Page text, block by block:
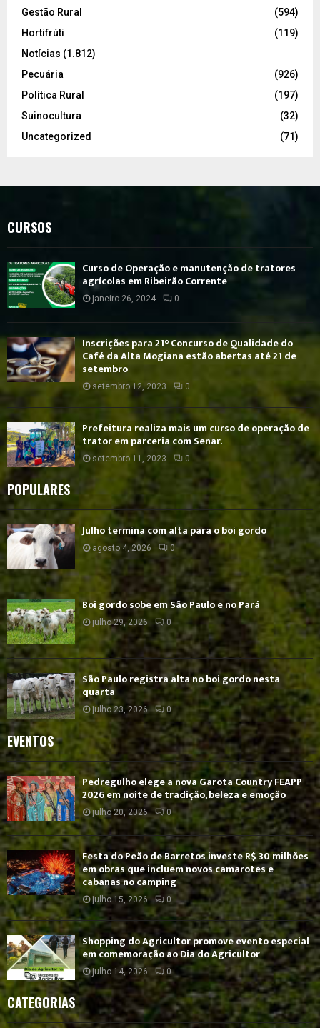
Gestão Rural
(594)
Hortifrúti
(119)
Notícias (1.812)
Pecuária
(926)
Política Rural
(197)
Suinocultura
(32)
Uncategorized
(71)
CURSOS
Curso de Operação e manutenção de tratores
agrícolas em Ribeirão Corrente
janeiro 26, 2024 0
Inscrições para 21° Concurso de Qualidade do
Café da Alta Mogiana estão abertas até 21 de
setembro
setembro 12, 2023 0
Prefeitura realiza mais um curso de operação de
trator em parceria com Senar.
setembro 11, 2023 0
POPULARES
Julho termina com alta para o boi gordo
agosto 4, 2026 0
Boi gordo sobe em São Paulo e no Pará
julho 29, 2026 0
São Paulo registra alta no boi gordo nesta
quarta
julho 23, 2026 0
EVENTOS
Pedregulho elege a nova Garota Country FEAPP
2026 em noite de tradição, beleza e emoção
julho 20, 2026 0
Festa do Peão de Barretos investe R$ 30 milhões
em obras que incluem novos camarotes e
cabanas no camping
julho 15, 2026 0
Shopping do Agricultor promove evento especial
em comemoração ao Dia do Agricultor
julho 14, 2026 0
CATEGORIAS